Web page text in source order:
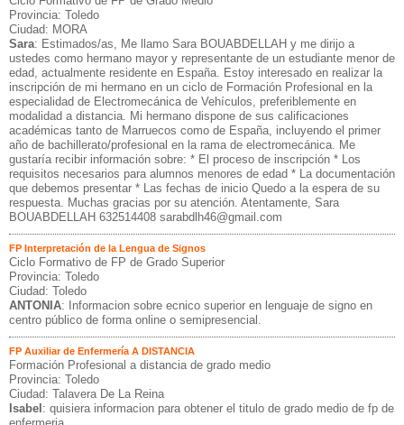
Provincia: Toledo
Ciudad: MORA
Sara: Estimados/as, Me llamo Sara BOUABDELLAH y me dirijo a
ustedes como hermano mayor y representante de un estudiante menor de
edad, actualmente residente en España. Estoy interesado en realizar la
inscripción de mi hermano en un ciclo de Formación Profesional en la
especialidad de Electromecánica de Vehículos, preferiblemente en
modalidad a distancia. Mi hermano dispone de sus calificaciones
académicas tanto de Marruecos como de España, incluyendo el primer
año de bachillerato/profesional en la rama de electromecánica. Me
gustaría recibir información sobre: * El proceso de inscripción * Los
requisitos necesarios para alumnos menores de edad * La documentación
que debemos presentar * Las fechas de inicio Quedo a la espera de su
respuesta. Muchas gracias por su atención. Atentamente, Sara
BOUABDELLAH 632514408 sarabdlh46@gmail.com
FP Interpretación de la Lengua de Signos
Ciclo Formativo de FP de Grado Superior
Provincia: Toledo
Ciudad: Toledo
ANTONIA: Informacion sobre ecnico superior en lenguaje de signo en
centro público de forma online o semipresencial.
FP Auxiliar de Enfermería A DISTANCIA
Formación Profesional a distancia de grado medio
Provincia: Toledo
Ciudad: Talavera De La Reina
Isabel : quisiera informacion para obtener el titulo de grado medio de fp de